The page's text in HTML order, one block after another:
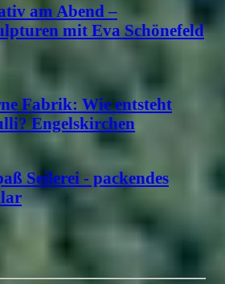
am Abend –
mit Eva Schönefeld
Fabrik: Wie entsteht
Engelskirchen
Seilerei - packendes